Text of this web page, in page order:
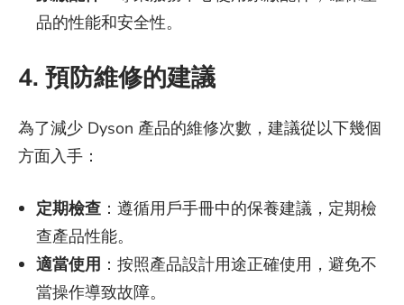
品的性能和安全性。
4. 預防維修的建議
為了減少 Dyson 產品的維修次數，建議從以下幾個
方面入手：
定期檢查 ：遵循用戶手冊中的保養建議，定期檢
查產品性能。
適當使用 ：按照產品設計用途正確使用，避免不
當操作導致故障。